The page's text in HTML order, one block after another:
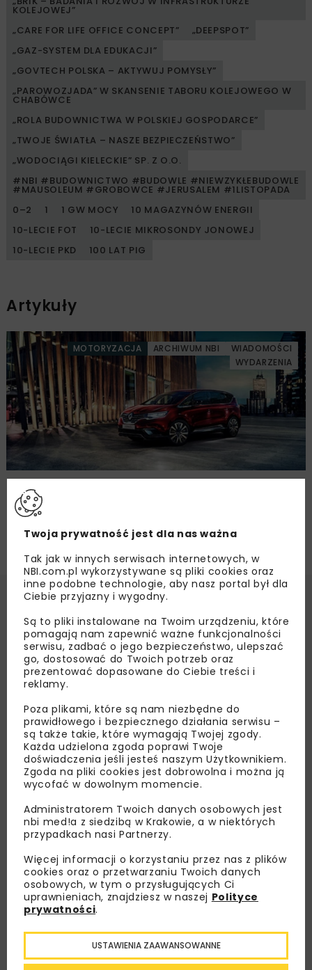
KOLEJOWEJ”
„CARE FOR LIFE OFFICE CONCEPT”
„DEEPSPOT”
„GAZ-SYSTEM DLA EDUKACJI”
„GOVTECH POLSKA – AKTYWUJ POMYSŁY”
„PAROWOZJADA” W SKANSENIE TABORU KOLEJOWEGO W
CHABÓWCE
„ROLA BUDOWNICTWA W POLSKIEJ GOSPODARCE”
„TWOJE ŚWIATŁA – NASZE BEZPIECZEŃSTWO”
„WODOCIĄGI KIELECKIE” SP. Z O.O.
#NBI #BUDOWNICTWO #BUDOWLE #NIEWZYKŁEBUDOWLE
#MAUSOLEUM #GROBOWCE #JERUSALEM #1LISTOPADA
0–2
1 1 GW MOCY
10 MAGAZYNÓW ENERGII
10-LECIE FOT
10-LECIE MIKROSONDY JONOWEJ
10-LECIE PKD
100 LAT PIG
Artykuły
MOTORYZACJA ARCHIWUM NBI
WIADOMOŚCI
WYDARZENIA
Renault Espace 2020
Lubisz wiedzieć więcej?
Zapisz się do newslettera aby otrzymywać od
nas najlepsze informacje branżowe,
zaproszenia na wydarzenia, atrakcyjne oferty i
dedykowane akcje specjalne.
Twoja prywatność jest dla nas ważna
Tak jak w innych serwisach internetowych, w
NBI.com.pl wykorzystywane są pliki cookies oraz
inne podobne technologie, aby nasz portal był dla
Ciebie przyjazny i wygodny.
Są to pliki instalowane na Twoim urządzeniu, które
pomagają nam zapewnić ważne funkcjonalności
serwisu, zadbać o jego bezpieczeństwo, ulepszać
go, dostosować do Twoich potrzeb oraz
prezentować dopasowane do Ciebie treści i
reklamy.
Poza plikami, które są nam niezbędne do
prawidłowego i bezpiecznego działania serwisu –
są także takie, które wymagają Twojej zgody.
Każda udzielona zgoda poprawi Twoje
doświadczenia jeśli jesteś naszym Użytkownikiem.
Zgoda na pliki cookies jest dobrowolna i można ją
wycofać w dowolnym momencie.
Administratorem Twoich danych osobowych jest
nbi med!a z siedzibą w Krakowie, a w niektórych
przypadkach nasi Partnerzy.
Więcej informacji o korzystaniu przez nas z plików
cookies oraz o przetwarzaniu Twoich danych
osobowych, w tym o przysługujących Ci
uprawnieniach, znajdziesz w naszej Polityce
prywatności.
USTAWIENIA ZAAWANSOWANNE